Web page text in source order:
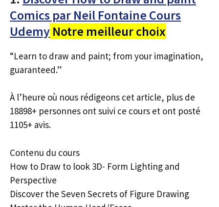
Comics par Neil Fontaine Cours
Udemy Notre meilleur choix
“Learn to draw and paint; from your imagination,
guaranteed.”
À l’heure où nous rédigeons cet article, plus de
18898+ personnes ont suivi ce cours et ont posté
1105+ avis.
Contenu du cours
How to Draw to look 3D- Form Lighting and
Perspective
Discover the Seven Secrets of Figure Drawing